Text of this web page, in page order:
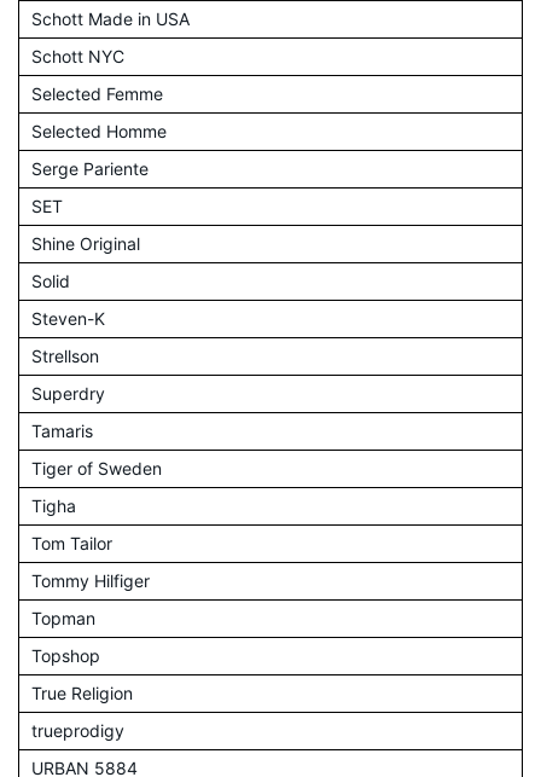
Schott Made in USA
Schott NYC
Selected Femme
Selected Homme
Serge Pariente
SET
Shine Original
Solid
Steven-K
Strellson
Superdry
Tamaris
Tiger of Sweden
Tigha
Tom Tailor
Tommy Hilfiger
Topman
Topshop
True Religion
trueprodigy
URBAN 5884